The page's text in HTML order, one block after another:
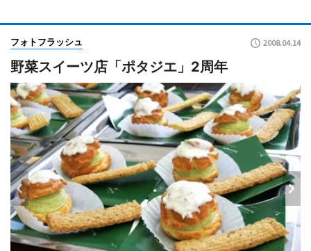
フォトフラッシュ 2008.04.14
野菜スイーツ店「ポタジエ」2周年